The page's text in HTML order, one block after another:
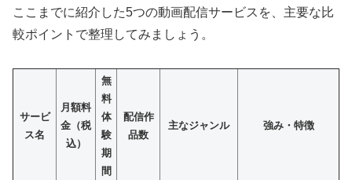
ここまでに紹介した5つの動画配信サービスを、主要な比
較ポイントで整理してみましょう。
サービ
ス名
月額料
金（税
込）
無
料
体
験
期
間
配信作
品数
主なジャンル 強み・特徴